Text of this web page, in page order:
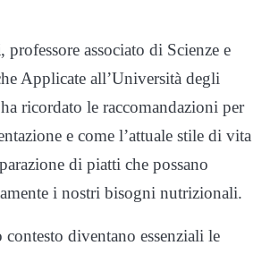
, professore associato di Scienze e
Applicate all’Università degli
ricordato le raccomandazioni per
e come l’attuale stile di vita
di piatti che possano
i nostri bisogni nutrizionali.
diventano essenziali le